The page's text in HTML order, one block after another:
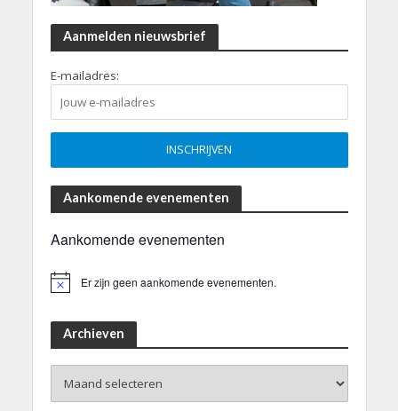
Aanmelden nieuwsbrief
E-mailadres:
Aankomende evenementen
Aankomende evenementen
Er zijn geen aankomende evenementen.
Archieven